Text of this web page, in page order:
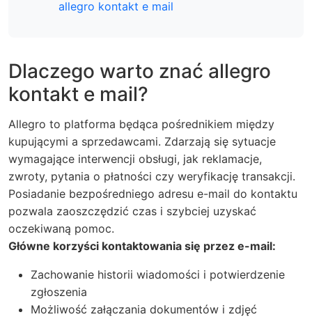
allegro kontakt e mail
Dlaczego warto znać allegro
kontakt e mail?
Allegro to platforma będąca pośrednikiem między
kupującymi a sprzedawcami. Zdarzają się sytuacje
wymagające interwencji obsługi, jak reklamacje,
zwroty, pytania o płatności czy weryfikację transakcji.
Posiadanie bezpośredniego adresu e-mail do kontaktu
pozwala zaoszczędzić czas i szybciej uzyskać
oczekiwaną pomoc.
Główne korzyści kontaktowania się przez e-mail:
Zachowanie historii wiadomości i potwierdzenie
zgłoszenia
Możliwość załączania dokumentów i zdjęć